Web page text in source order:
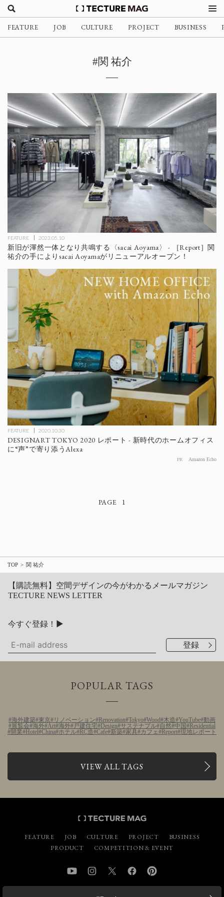
FEATURE JOB CULTURE PROJECT BUSINESS
#関 祐介
FEATURE 2023.05.10
新旧が渾然一体となり共鳴する〈sacai Aoyama〉 - ［Report］関
祐介の手によりsacai Aoyamaがリニューアルオープン！
FEATURE 2020.10.30
DESIGNART TOKYO 2020 レポート - 新時代のホームオフィス
に“声”で寄り添うAlexa
PR Amazon Echo
1
TOP 関 祐介
【購読無料】空間デザインの今がわかるメールマガジン
TECTURE NEWS LETTER
今すぐ登録！▶
POPULAR TAGS
海外建築 東京 リノベーション Renovation Tokyo Wood 木造 YouTube 動画
展覧会 海外 Art 海外 戸建住宅 Design サステナブル 自然 中国
Residential
開業
Hotel China ホテル RC造 Cafe 新築 家具 カフェ Report 現地レポート
VIEW ALL TAGS
FEATURE JOB CULTURE PROJECT
BUSINESS
PRODUCT
COMPETITION & EVENT
YouTube InstagramTwitter Facebook